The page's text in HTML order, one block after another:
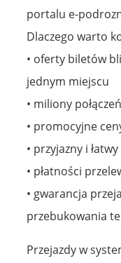
portalu e-
Dlaczego warto
• oferty biletów
jednym miejscu
• miliony
• promocyjne
• przyjazny i
• płatności
• gwarancja
przebukowania
Przejazdy w